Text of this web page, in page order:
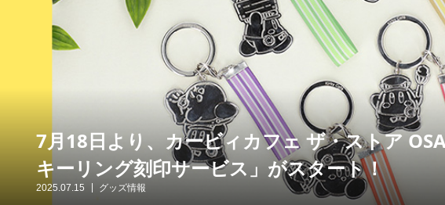
7月18日より、カービィカフェ ザ・ストア
キーリング刻印サービス」がスタート！
2025.07.15 グッズ情報